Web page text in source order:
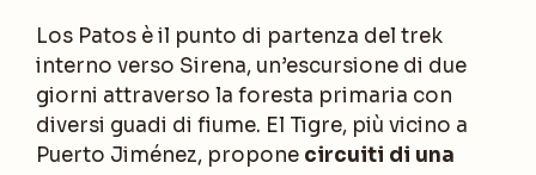
Los Patos è il punto di partenza del trek
interno verso Sirena, un’escursione di due
giorni attraverso la foresta primaria con
diversi guadi di fiume. El Tigre, più vicino a
Puerto Jiménez, propone circuiti di una